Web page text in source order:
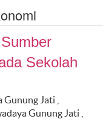
Sekolah
Gunung Jati
Gunung Jati